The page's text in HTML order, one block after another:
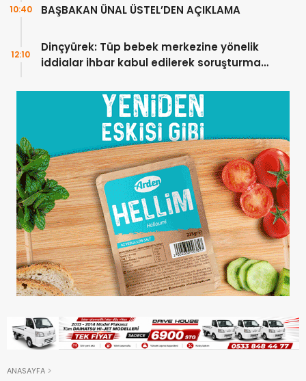
BAŞBAKAN ÜNAL ÜSTEL’DEN AÇIKLAMA
10:40
Dinçyürek: Tüp bebek merkezine yönelik
iddialar ihbar kabul edilerek soruşturma
12:10
ANASAYFA